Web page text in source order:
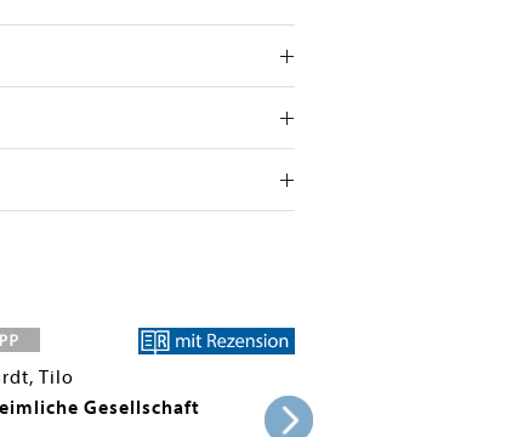
Tilo
Gesellschaft